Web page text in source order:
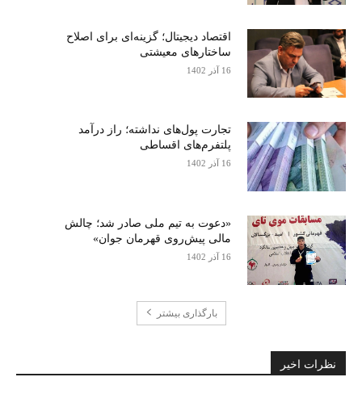
اقتصاد دیجیتال؛ گزینه‌ای برای اصلاح
ساختارهای معیشتی
16 آذر 1402
تجارت پول‌های نداشته؛ راز درآمد
پلتفرم‌های اقساطی
16 آذر 1402
«دعوت به تیم ملی صادر شد؛ چالش
مالی پیش‌روی قهرمان جوان»
16 آذر 1402
بارگذاری بیشتر
نظرات اخیر